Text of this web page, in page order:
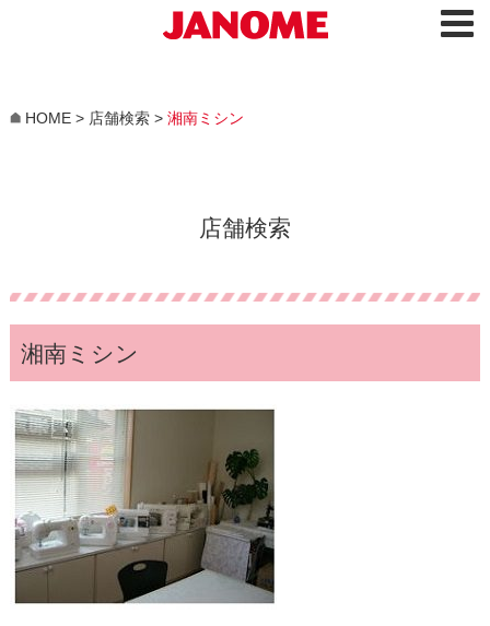
HOME> 店舗検索> 湘南ミシン
店舗検索
湘南ミシン